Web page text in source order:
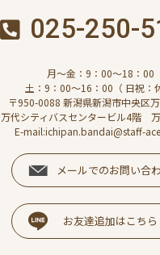
025-250-
月～金：9：00～18：00
土：9：00～16：00（ 日祝：
〒950-0088 新潟県新潟市中央区
万代シティバスセンタービル4階
E-mail:ichipan.bandai@staff-
メールでのお問い合
お友達追加はこちら